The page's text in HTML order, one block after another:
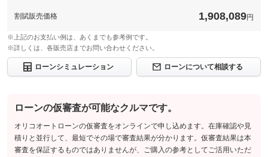
ビスの有無
このパックの見積もり依頼（無料）
割賦販売価格 1,908,089円
※上記のお支払い例は、あくまでも参考例です。
※詳しくは、各販売店までお問い合わせください。
ローンシミュレーション ローンについて相談する
ローンの仮審査が可能なクルマです。
オリコオートローンの仮審査をオンラインで申し込めます。在庫確認や見
積りと並行して、最短でその場で審査結果が分かります。仮審査結果は本
審査を保証するものではありませんが、ご購入の参考としてご活用いただ